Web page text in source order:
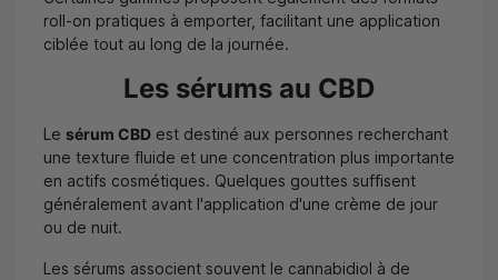
roll-on pratiques à emporter, facilitant une application
ciblée tout au long de la journée.
Les sérums au CBD
Le sérum CBD est destiné aux personnes recherchant
une texture fluide et une concentration plus importante
en actifs cosmétiques. Quelques gouttes suffisent
généralement avant l'application d'une crème de jour
ou de nuit.
Les sérums associent souvent le cannabidiol à de